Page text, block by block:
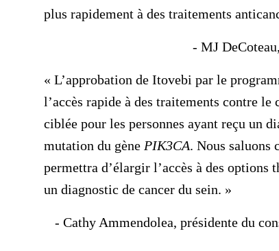
plus rapidement à des traitements
- MJ
« L’approbation de Itovebi par le
l’accès rapide à des traitements contre
ciblée pour les personnes ayant reçu un
mutation du gène PIK3CA. Nous saluons
permettra d’élargir l’accès à des options
un diagnostic de cancer du sein. »
- Cathy Ammendolea, présidente du